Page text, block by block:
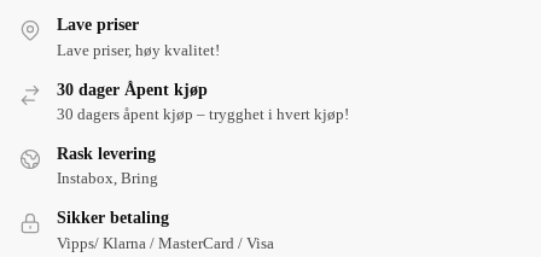
Lave priser
Lave priser, høy kvalitet!
30 dager Åpent kjøp
30 dagers åpent kjøp – trygghet i hvert kjøp!
Rask levering
Instabox, Bring
Sikker betaling
Vipps/ Klarna / MasterCard / Visa